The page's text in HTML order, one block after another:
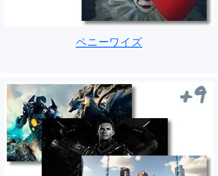
ペニーワイズ